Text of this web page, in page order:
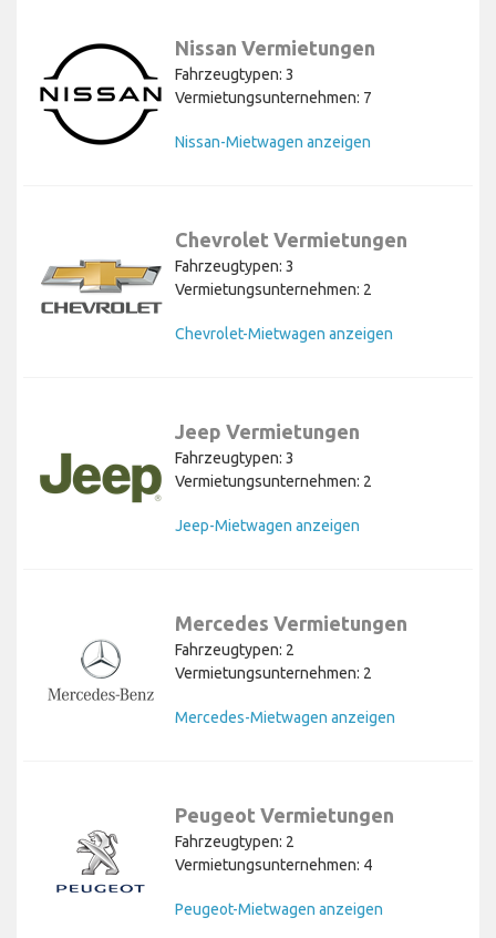
Nissan Vermietungen
Fahrzeugtypen: 3
Vermietungsunternehmen: 7
Nissan-Mietwagen anzeigen
Chevrolet Vermietungen
Fahrzeugtypen: 3
Vermietungsunternehmen: 2
Chevrolet-Mietwagen anzeigen
Jeep Vermietungen
Fahrzeugtypen: 3
Vermietungsunternehmen: 2
Jeep-Mietwagen anzeigen
Mercedes Vermietungen
Fahrzeugtypen: 2
Vermietungsunternehmen: 2
Mercedes-Mietwagen anzeigen
Peugeot Vermietungen
Fahrzeugtypen: 2
Vermietungsunternehmen: 4
Peugeot-Mietwagen anzeigen